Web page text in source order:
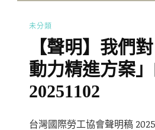
未分類
【聲明】我們
動力精進方案
20251102
台灣國際勞工協會聲明稿